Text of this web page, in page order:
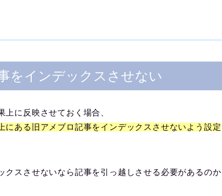
をインデックスさせない
上に反映させておく場合、
にある旧アメブロ記事をインデックスさせないよう設定
クスさせないなら記事を引っ越しさせる必要があるのか